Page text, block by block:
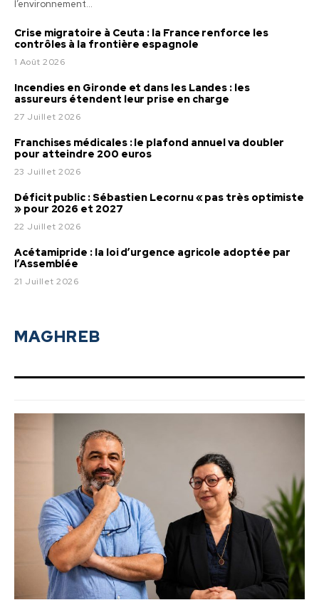
l’environnement...
Crise migratoire à Ceuta : la France renforce les
contrôles à la frontière espagnole
1 Août 2026
Incendies en Gironde et dans les Landes : les
assureurs étendent leur prise en charge
27 Juillet 2026
Franchises médicales : le plafond annuel va doubler
pour atteindre 200 euros
23 Juillet 2026
Déficit public : Sébastien Lecornu « pas très optimiste
» pour 2026 et 2027
22 Juillet 2026
Acétamipride : la loi d’urgence agricole adoptée par
l’Assemblée
21 Juillet 2026
MAGHREB